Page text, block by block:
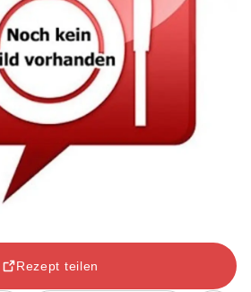
Rezept teilen